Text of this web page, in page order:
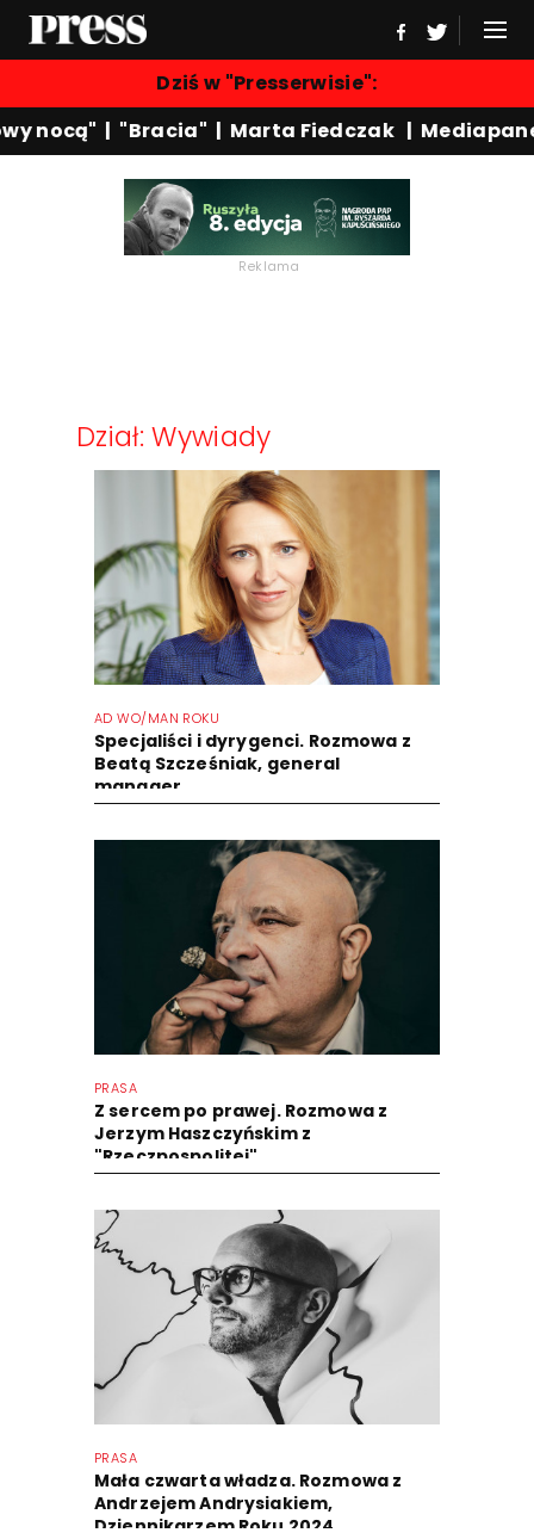
Dziś w "Presserwisie":
nocą" "Bracia" | Marta Fiedczak
Reklama
Dział: Wywiady
AD WO/MAN ROKU
Specjaliści i dyrygenci. Rozmowa z
Beatą Szcześniak, general
manager...
PRASA
Z sercem po prawej. Rozmowa z
Jerzym Haszczyńskim z
"Rzeczpospolitej"
PRASA
Mała czwarta władza. Rozmowa z
Andrzejem Andrysiakiem,
Dziennikarzem Roku 2024